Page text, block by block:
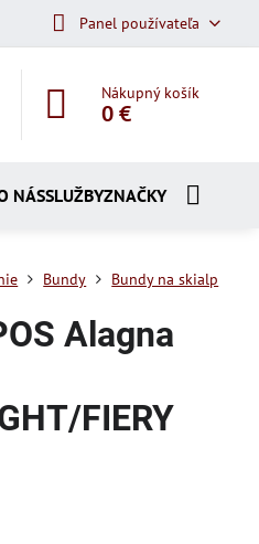
Panel používateľa
Nákupný košík
0 €
NÁSSLUŽBYZNAČKY
Bundy Bundy na skialp
Alagna
FIERY